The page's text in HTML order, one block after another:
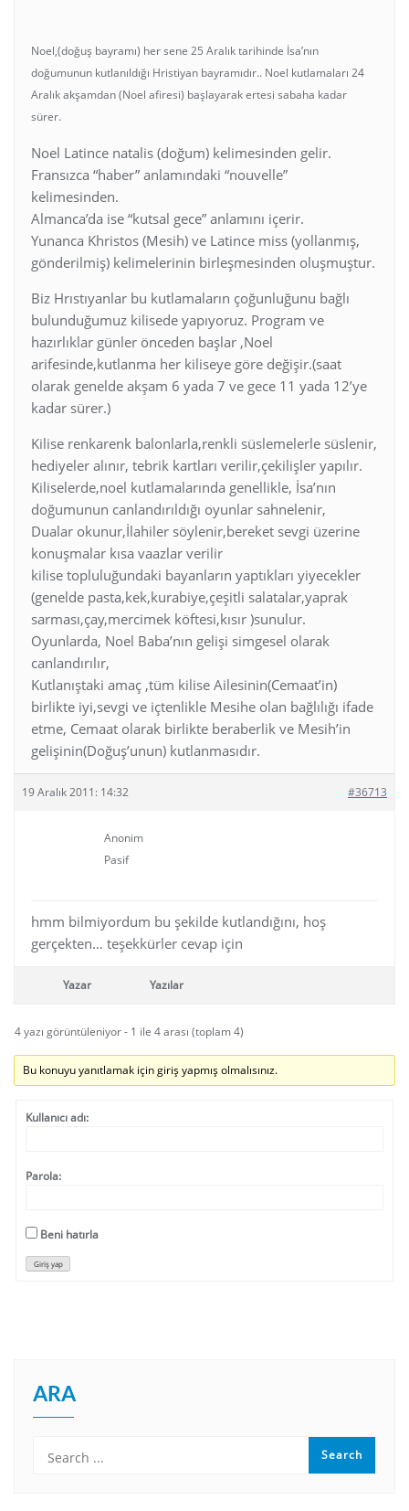
Noel,(doğuş bayramı) her sene 25 Aralık tarihinde İsa’nın
doğumunun kutlanıldığı Hristiyan bayramıdır.. Noel kutlamaları 24
Aralık akşamdan (Noel afiresi) başlayarak ertesi sabaha kadar
sürer.
Noel Latince natalis (doğum) kelimesinden gelir.
Fransızca “haber” anlamındaki “nouvelle”
kelimesinden.
Almanca’da ise “kutsal gece” anlamını içerir.
Yunanca Khristos (Mesih) ve Latince miss (yollanmış,
gönderilmiş) kelimelerinin birleşmesinden oluşmuştur.
Biz Hrıstıyanlar bu kutlamaların çoğunluğunu bağlı
bulunduğumuz kilisede yapıyoruz. Program ve
hazırlıklar günler önceden başlar ,Noel
arifesinde,kutlanma her kiliseye göre değişir.(saat
olarak genelde akşam 6 yada 7 ve gece 11 yada 12’ye
kadar sürer.)
Kilise renkarenk balonlarla,renkli süslemelerle süslenir,
hediyeler alınır, tebrik kartları verilir,çekilişler yapılır.
Kiliselerde,noel kutlamalarında genellikle, İsa’nın
doğumunun canlandırıldığı oyunlar sahnelenir,
Dualar okunur,İlahiler söylenir,bereket sevgi üzerine
konuşmalar kısa vaazlar verilir
kilise topluluğundaki bayanların yaptıkları yiyecekler
(genelde pasta,kek,kurabiye,çeşitli salatalar,yaprak
sarması,çay,mercimek köftesi,kısır )sunulur.
Oyunlarda, Noel Baba’nın gelişi simgesel olarak
canlandırılır,
Kutlanıştaki amaç ,tüm kilise Ailesinin(Cemaat’in)
birlikte iyi,sevgi ve içtenlikle Mesihe olan bağlılığı ifade
etme, Cemaat olarak birlikte beraberlik ve Mesih’in
gelişinin(Doğuş’unun) kutlanmasıdır.
19 Aralık 2011: 14:32 #36713
Anonim
Pasif
hmm bilmiyordum bu şekilde kutlandığını, hoş
gerçekten… teşekkürler cevap için
Yazar Yazılar
4 yazı görüntüleniyor - 1 ile 4 arası (toplam 4)
Bu konuyu yanıtlamak için giriş yapmış olmalısınız.
Kullanıcı adı:
Parola:
Beni hatırla
Giriş yap
ARA